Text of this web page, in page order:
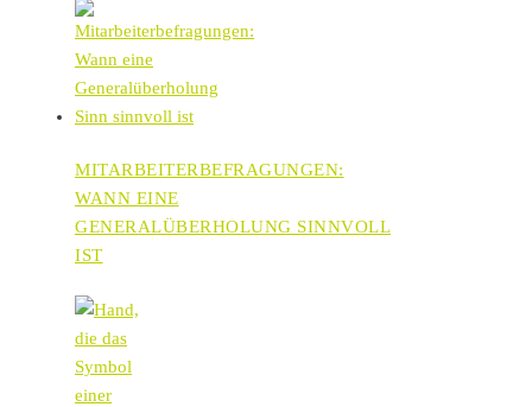
MITARBEITERBEFRAGUNGEN:
WANN EINE
GENERALÜBERHOLUNG SINNVOLL
IST